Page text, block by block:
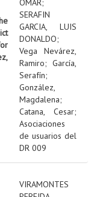
OMAR;
SERAFIN
GARCIA, LUIS
DONALDO;
Vega Nevárez,
Ramiro; García,
Serafín;
González,
Magdalena;
Catana, Cesar;
Asociaciones
de usuarios del
DR 009
VIRAMONTES